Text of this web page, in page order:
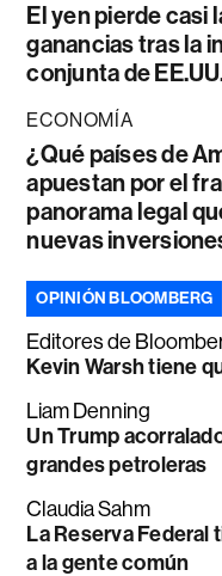
El yen pierde casi
ganancias tras la
conjunta de
ECONOMÍA
¿Qué países de
apuestan por el
panorama legal
nuevas
OPINIÓN BLOOMBERG
Editores de
Kevin Warsh tiene
Liam Denning
Un Trump
grandes petroleras
Claudia Sahm
La Reserva Federal
a la gente común